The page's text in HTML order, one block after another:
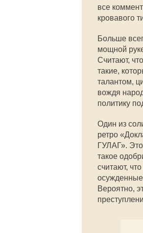
все
кровавого
Больше
мощной
Считают,
такие,
талантом,
вождя
политику
Один из
ретро
ГУЛАГ».
такое
считают,
осужденные
Вероятно,